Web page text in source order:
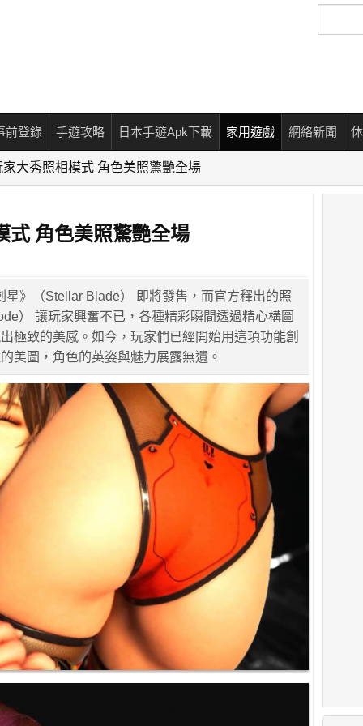
尋
前登錄 手遊攻略 日本手遊Apk下載 家用遊戲 網絡新聞
大秀照相模式 角色美照驚艷全場
式 角色美照驚艷全場
星》（Stellar Blade） 即將發售，而官方釋出的照
） 讓玩家興奮不已，各種精彩瞬間透過精心構圖
極致的美感。如今，玩家們已經開始用這項功能創
美圖，角色的英姿與魅力展露無遺。